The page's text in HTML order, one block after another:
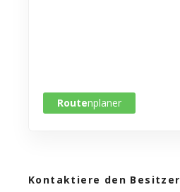
Routenplaner
Kontaktiere den Besitzer